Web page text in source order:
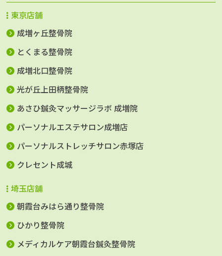
東京店舗
成増ヶ丘整骨院
とくまる整骨院
成増北口整骨院
光が丘上田柄整骨院
あさひ鍼灸マッサージラボ 成増院
パーソナルエステサロン成増店
パーソナルストレッチサロン赤塚店
クレセント成城
埼玉店舗
朝霞台みはら通り整骨院
ひかり整骨院
メディカルケア朝霞台鍼灸整骨院